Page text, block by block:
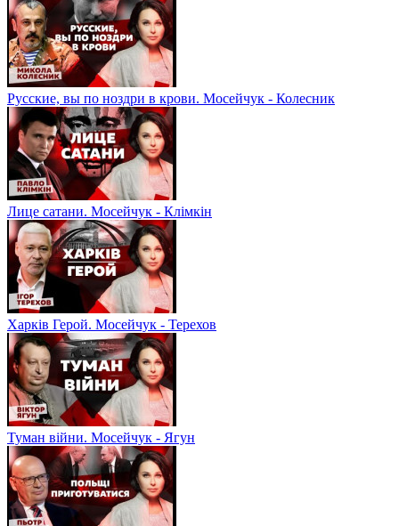
Русские, вы по ноздри в крови. Мосейчук - Колесник
Лице сатани. Мосейчук - Клімкін
Харків Герой. Мосейчук - Терехов
Туман війни. Мосейчук - Ягун